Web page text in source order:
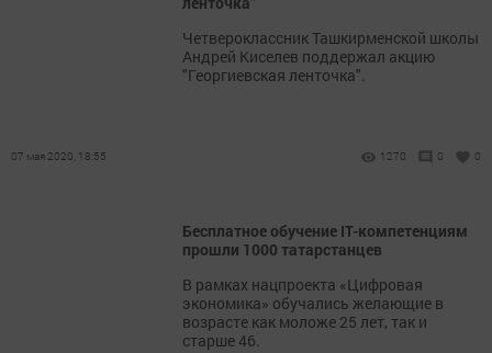
Четвероклассник Ташкирменской школы
Андрей Киселев поддержал акцию
"Георгиевская ленточка".
07 мая 2020, 18:55 1270 0 0
Бесплатное обучение IT-компетенциям
прошли 1000 татарстанцев
​​​​​​​В рамках нацпроекта «Цифровая
экономика» обучались желающие в
возрасте как моложе 25 лет, так и
старше 46.